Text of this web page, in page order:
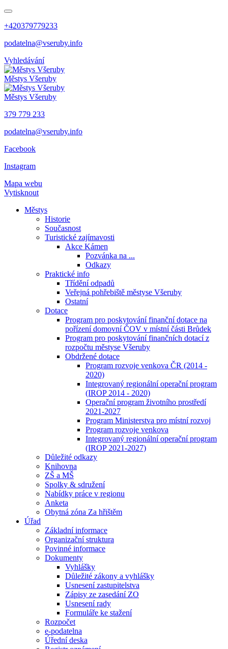
+420379779233
podatelna@vseruby.info
Vyhledávání
Městys Všeruby
Městys Všeruby
379 779 233
podatelna@vseruby.info
Facebook
Instagram
Mapa webu
Vytisknout
Městys
Historie
Současnost
Turistické zajímavosti
Akce Kámen
Pozvánka na ...
Odkazy
Praktické info
Třídění odpadů
Veřejná pohřebiště městyse Všeruby
Ostatní
Dotace
Program pro poskytování finanční dotace na
pořízení domovní ČOV v místní části Brůdek
Program pro poskytování finančních dotací z
rozpočtu městyse Všeruby
Obdržené dotace
Program rozvoje venkova ČR (2014 -
2020)
Integrovaný regionální operační program
(IROP 2014 - 2020)
Operační program životního prostředí
2021-2027
Program Ministerstva pro místní rozvoj
Program rozvoje venkova
Integrovaný regionální operační program
(IROP 2021-2027)
Důležité odkazy
Knihovna
ZŠ a MŠ
Spolky & sdružení
Nabídky práce v regionu
Anketa
Obytná zóna Za hřištěm
Úřad
Základní informace
Organizační struktura
Povinné informace
Dokumenty
Vyhlášky
Důležité zákony a vyhlášky
Usnesení zastupitelstva
Zápisy ze zasedání ZO
Usnesení rady
Formuláře ke stažení
Rozpočet
e-podatelna
Úřední deska